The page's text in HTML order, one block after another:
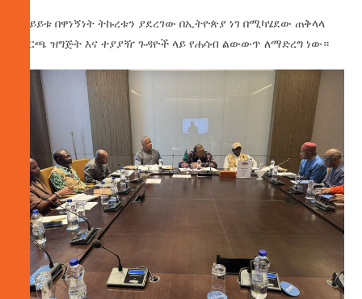
ውይይቱ በዋነኝነት ትኩረቱን ያደረገው በኢትዮጵያ ነገ በሚካሄደው ጠቅላላ
ምርጫ ዝግጅት እና ተያያዥ ጉዳዮች ላይ የሐሳብ ልውውጥ ለማድረግ ነው።